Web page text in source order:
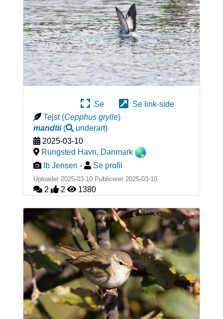
Se
Se link-side
Tejst (Cepphus grylle)
mandtii( underart)
2025-03-10
Rungsted Havn, Danmark
Ib Jensen - Se profil
Uploadet 2025-03-10 Publiceret 2025-03-10
2 2 1380